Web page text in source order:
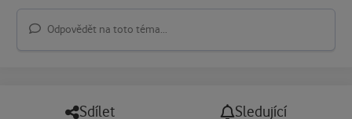
Odpovědět na toto téma...
Sdílet Sledující